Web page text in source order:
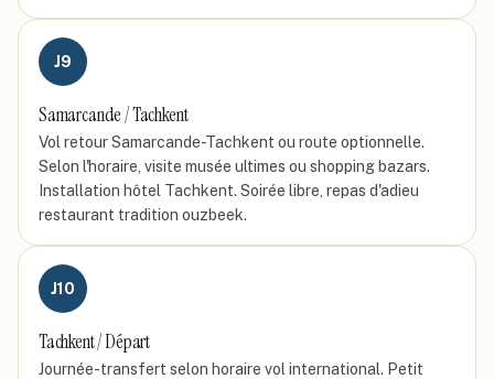
J9
Samarcande / Tachkent
Vol retour Samarcande-Tachkent ou route optionnelle.
Selon l'horaire, visite musée ultimes ou shopping bazars.
Installation hôtel Tachkent. Soirée libre, repas d'adieu
restaurant tradition ouzbeek.
J10
Tachkent / Départ
Journée-transfert selon horaire vol international. Petit